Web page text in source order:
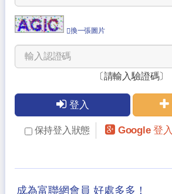
換一張圖片
〔請輸入驗證碼〕
登入
保持登入狀態 Google 登入
成為富聯網會員 好處多多！